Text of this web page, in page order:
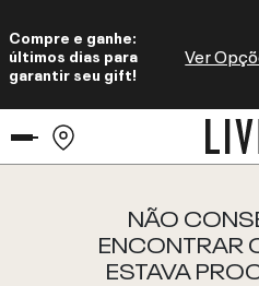
Compre e ganhe:
últimos dias para
garantir seu gift!
Ver
NÃO
ENCONTRAR
ESTAVA